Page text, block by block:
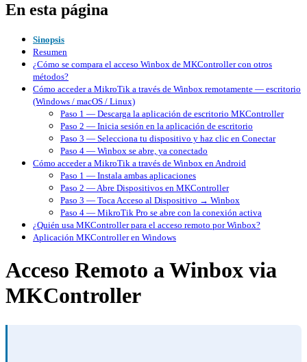
En esta página
Sinopsis
Resumen
¿Cómo se compara el acceso Winbox de MKController con otros
métodos?
Cómo acceder a MikroTik a través de Winbox remotamente — escritorio
(Windows / macOS / Linux)
Paso 1 — Descarga la aplicación de escritorio MKController
Paso 2 — Inicia sesión en la aplicación de escritorio
Paso 3 — Selecciona tu dispositivo y haz clic en Conectar
Paso 4 — Winbox se abre, ya conectado
Cómo acceder a MikroTik a través de Winbox en Android
Paso 1 — Instala ambas aplicaciones
Paso 2 — Abre Dispositivos en MKController
Paso 3 — Toca Acceso al Dispositivo → Winbox
Paso 4 — MikroTik Pro se abre con la conexión activa
¿Quién usa MKController para el acceso remoto por Winbox?
Aplicación MKController en Windows
Acceso Remoto a Winbox via
MKController